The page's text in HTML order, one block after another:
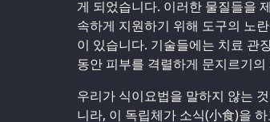
게 되었습니다. 이러한 물질들을
속하게 지원하기 위해 도구의 노
이 있습니다. 기술들에는 치료 관
동안 피부를 격렬하게 문지르기
우리가 식이요법을 말하지 않는
니라, 이 독립체가 소식(小食)을